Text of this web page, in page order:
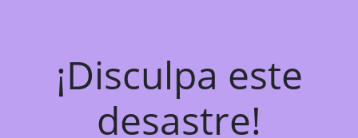
¡Disculpa este
desastre!